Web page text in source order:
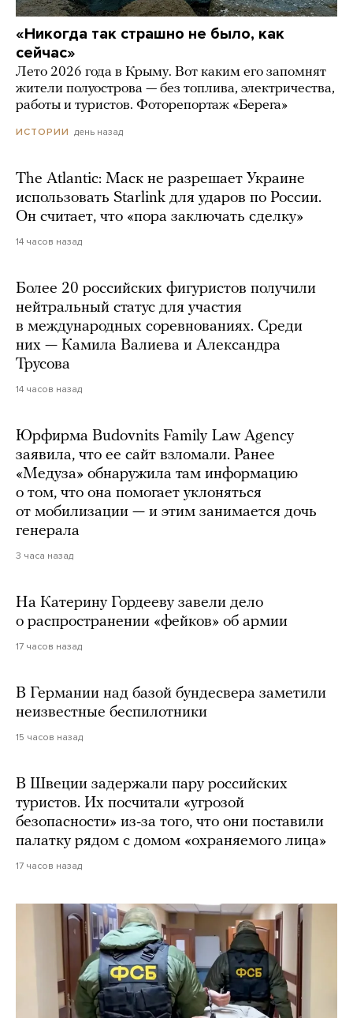
«Никогда так страшно не было, как
сейчас»
Лето 2026 года в Крыму. Вот каким его запомнят
жители полуострова — без топлива, электричества,
работы и туристов. Фоторепортаж «Берега»
ИСТОРИИ день назад
The Atlantic: Маск не разрешает Украине
использовать Starlink для ударов по России.
Он считает, что «пора заключать сделку»
14 часов назад
Более 20 российских фигуристов получили
нейтральный статус для участия
в международных соревнованиях. Среди
них — Камила Валиева и Александра
Трусова
14 часов назад
Юрфирма Budovnits Family Law Agency
заявила, что ее сайт взломали. Ранее
«Медуза» обнаружила там информацию
о том, что она помогает уклоняться
от мобилизации — и этим занимается дочь
генерала
3 часа назад
На Катерину Гордееву завели дело
о распространении «фейков» об армии
17 часов назад
В Германии над базой бундесвера заметили
неизвестные беспилотники
15 часов назад
В Швеции задержали пару российских
туристов. Их посчитали «угрозой
безопасности» из-за того, что они поставили
палатку рядом с домом «охраняемого лица»
17 часов назад